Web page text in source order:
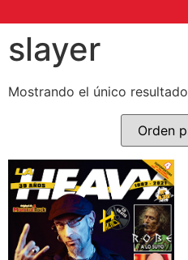
slayer
Mostrando el único resultado